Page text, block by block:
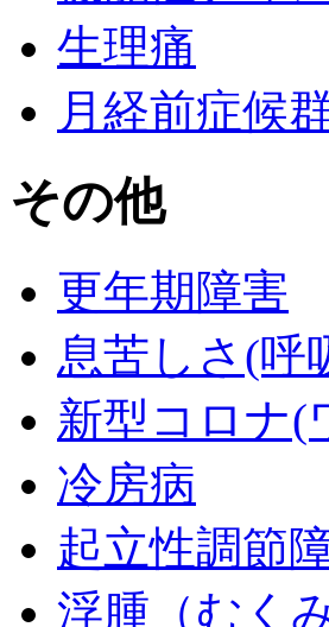
生理痛
月経前症候
その他
更年期障害
息苦しさ(呼
新型コロナ(
冷房病
起立性調節
浮腫（むくみ